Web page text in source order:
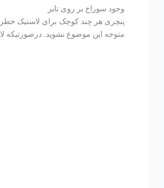
وجود سوراخ بر روی تایر
پنچری هر چند کوچک برای لاستیک
متوجه این موضوع نشوید. درصورتیکه